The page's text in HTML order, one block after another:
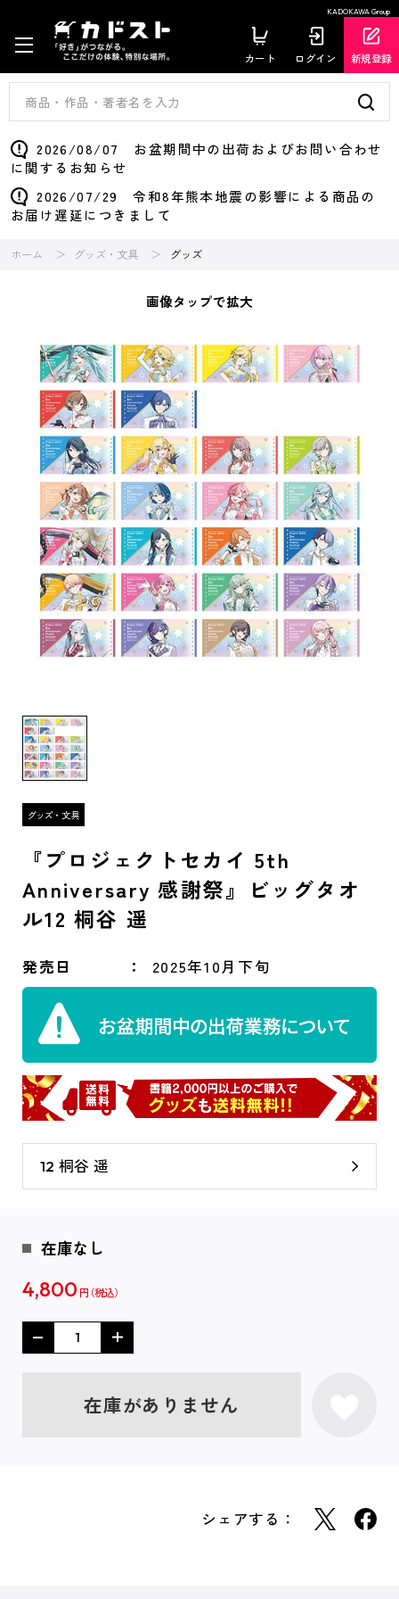
KADOKAWA Group
カート ログイン 新規登録
2026/08/07 お盆期間中の出荷およびお問い合わせ
に関するお知らせ
2026/07/29 令和8年熊本地震の影響による商品の
お届け遅延につきまして
ホーム グッズ・文具 グッズ
画像タップで拡大
『プロジェクトセカイ 5th
Anniversary 感謝祭』ビッグタオ
ル12 桐谷 遥
発売日 2025年10月下旬
12 桐谷 遥
在庫なし
4,800 円
在庫がありません
シェアする：